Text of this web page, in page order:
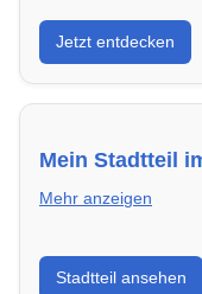
Entdecke
energieeffizient
Jetzt entdecken
Mein Stadtteil
Mehr anzeigen
Erfahre mehr über
Lebensqualität,
Stadtteil ansehen